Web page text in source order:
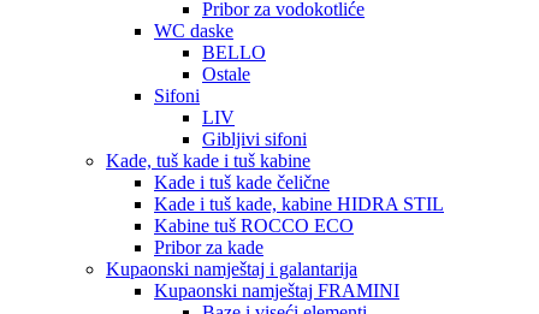
Pribor za vodokotliće
WC daske
BELLO
Ostale
Sifoni
LIV
Gibljivi sifoni
Kade, tuš kade i tuš kabine
Kade i tuš kade čelične
Kade i tuš kade, kabine HIDRA STIL
Kabine tuš ROCCO ECO
Pribor za kade
Kupaonski namještaj i galantarija
Kupaonski namještaj FRAMINI